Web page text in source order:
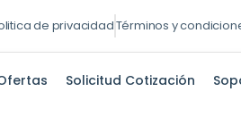
de privacidadTérminos y
Solicitud Cotización